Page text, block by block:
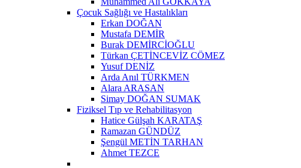
Çocuk Sağlığı ve Hastalıkları
Erkan DOĞAN
Mustafa DEMİR
Burak DEMİRCİOĞLU
Türkan ÇETİNCEVİZ CÖMEZ
Yusuf DENİZ
Arda Anıl TÜRKMEN
Alara ARASAN
Simay DOĞAN SUMAK
Fiziksel Tıp ve Rehabilitasyon
Hatice Gülşah KARATAŞ
Ramazan GÜNDÜZ
Şengül METİN TARHAN
Ahmet TEZCE